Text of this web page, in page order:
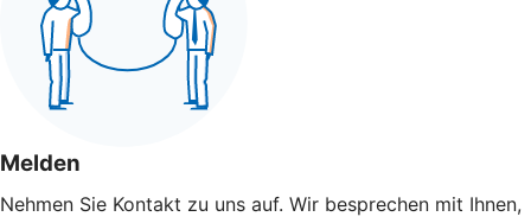
Melden
Nehmen Sie Kontakt zu uns auf. Wir besprechen mit Ihnen,